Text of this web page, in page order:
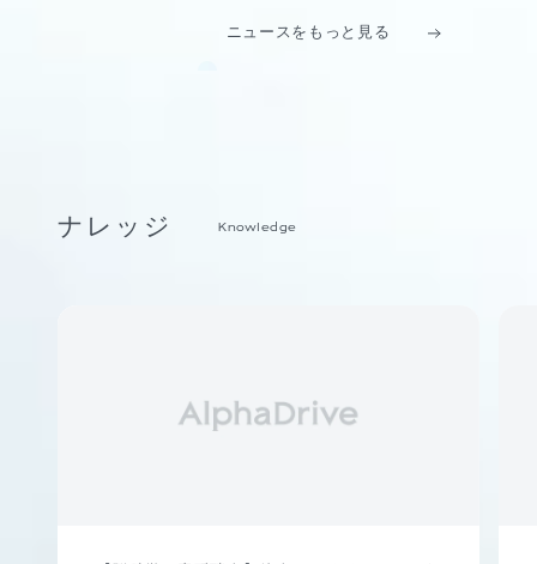
ニュースをもっと見る
ナレッジ Knowledge